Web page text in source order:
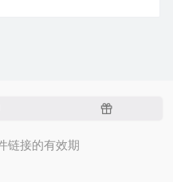
评
随
链接的有效期